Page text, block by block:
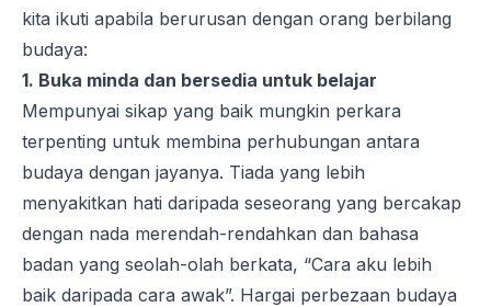
kita ikuti apabila berurusan dengan orang berbilang
budaya:
1. Buka minda dan bersedia untuk belajar
Mempunyai sikap yang baik mungkin perkara
terpenting untuk membina perhubungan antara
budaya dengan jayanya. Tiada yang lebih
menyakitkan hati daripada seseorang yang bercakap
dengan nada merendah-rendahkan dan bahasa
badan yang seolah-olah berkata, “Cara aku lebih
baik daripada cara awak”. Hargai perbezaan budaya